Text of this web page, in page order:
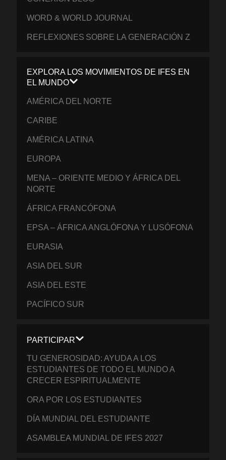
WORD & WORLD JOURNAL
REFLEXIONES SOBRE LA GENERACIÓN Z
EXPLORA LOS MOVIMIENTOS DE IFES EN
EL MUNDO
AMÉRICA DEL NORTE
CARIBE
AMÉRICA LATINA
EUROPA
MENA – ORIENTE MEDIO Y ÁFRICA DEL
NORTE
ÁFRICA FRANCÓFONA
EPSA – ÁFRICA ANGLÓFONA Y LUSÓFONA
EURASIA
ASIA DEL SUR
ASIA DEL ESTE
PACÍFICO SUR
PARTICIPAR
TU GENEROSIDAD: AYUDA A LOS
ESTUDIANTES DE TODO EL MUNDO A
CRECER ESPIRITUALMENTE
ORA POR LOS ESTUDIANTES
DÍA MUNDIAL DEL ESTUDIANTE
ASAMBLEA MUNDIAL DE IFES 2027